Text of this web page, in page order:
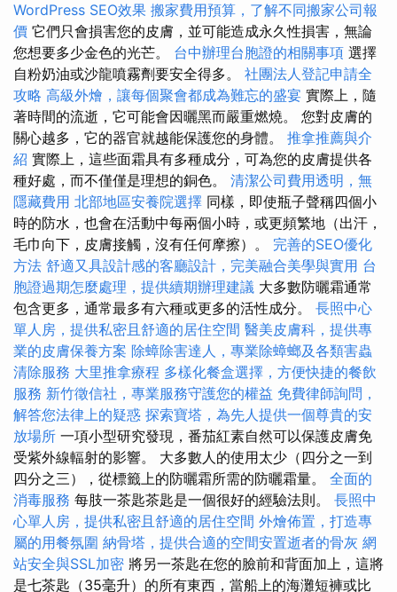
WordPress SEO效果 搬家費用預算，了解不同搬家公司報
價 它們只會損害您的皮膚，並可能造成永久性損害，無論
您想要多少金色的光芒。 台中辦理台胞證的相關事項 選擇
自粉奶油或沙龍噴霧劑要安全得多。 社團法人登記申請全
攻略 高級外燴，讓每個聚會都成為難忘的盛宴 實際上，隨
著時間的流逝，它可能會因曬黑而嚴重燃燒。 您對皮膚的
關心越多，它的器官就越能保護您的身體。 推拿推薦與介
紹 實際上，這些面霜具有多種成分，可為您的皮膚提供各
種好處，而不僅僅是理想的銅色。 清潔公司費用透明，無
隱藏費用 北部地區安養院選擇 同樣，即使瓶子聲稱四個小
時的防水，也會在活動中每兩個小時，或更頻繁地（出汗，
毛巾向下，皮膚接觸，沒有任何摩擦）。 完善的SEO優化
方法 舒適又具設計感的客廳設計，完美融合美學與實用 台
胞證過期怎麼處理，提供續期辦理建議 大多數防曬霜通常
包含更多，通常最多有六種或更多的活性成分。 長照中心
單人房，提供私密且舒適的居住空間 醫美皮膚科，提供專
業的皮膚保養方案 除蟑除害達人，專業除蟑螂及各類害蟲
清除服務 大里推拿療程 多樣化餐盒選擇，方便快捷的餐飲
服務 新竹徵信社，專業服務守護您的權益 免費律師詢問，
解答您法律上的疑惑 探索寶塔，為先人提供一個尊貴的安
放場所 一項小型研究發現，番茄紅素自然可以保護皮膚免
受紫外線輻射的影響。 大多數人的使用太少（四分之一到
四分之三），從標籤上的防曬霜所需的防曬霜量。 全面的
消毒服務 每肢一茶匙茶匙是一個很好的經驗法則。 長照中
心單人房，提供私密且舒適的居住空間 外燴佈置，打造專
屬的用餐氛圍 納骨塔，提供合適的空間安置逝者的骨灰 網
站安全與SSL加密 將另一茶匙在您的臉前和背面加上，這將
是七茶匙（35毫升）的所有東西，當船上的海灘短褲或比